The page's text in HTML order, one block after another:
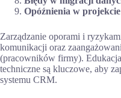
Opóźnienia w projekcie
Zarządzanie oporami i
komunikacji oraz
(pracowników firmy).
techniczne są kluczowe, aby
systemu CRM.